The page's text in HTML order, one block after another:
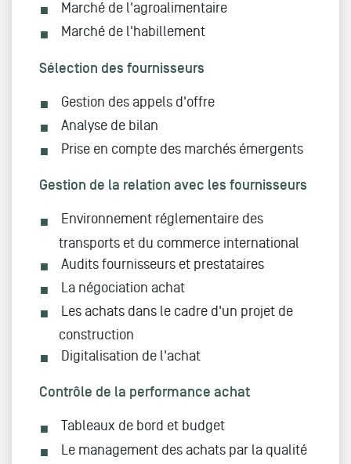
Marché de l'agroalimentaire
Marché de l'habillement
Sélection des fournisseurs
Gestion des appels d'offre
Analyse de bilan
Prise en compte des marchés émergents
Gestion de la relation avec les fournisseurs
Environnement réglementaire des
transports et du commerce international
Audits fournisseurs et prestataires
La négociation achat
Les achats dans le cadre d'un projet de
construction
Digitalisation de l'achat
Contrôle de la performance achat
Tableaux de bord et budget
Le management des achats par la qualité